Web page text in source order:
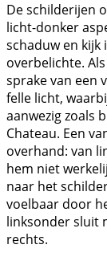
De schilderijen
licht-donker
schaduw en
overbelichte.
sprake van een
felle licht,
aanwezig zoals
Chateau. Een
overhand: van
hem niet
naar het
voelbaar door
linksonder sluit
rechts.